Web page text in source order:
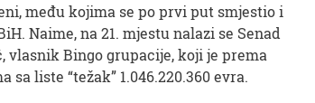
među kojima se po prvi put smjestio i
Naime, na 21. mjestu nalazi se Senad
vlasnik Bingo grupacije, koji je prema
sa liste “težak” 1.046.220.360 evra.